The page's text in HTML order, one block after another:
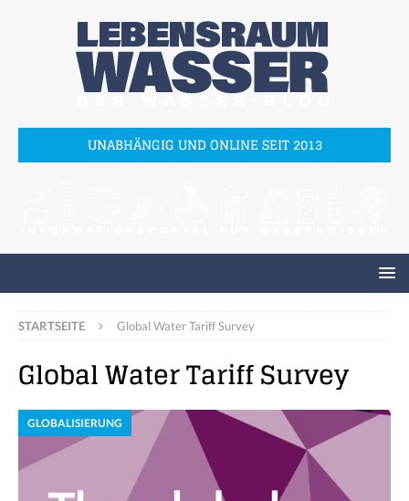
UNABHÄNGIG UND ONLINE SEIT 2013
STARTSEITE Global Water Tariff Survey
Global Water Tariff Survey
GLOBALISIERUNG